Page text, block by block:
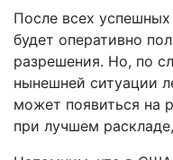
После всех
будет оперативно
разрешения. Но, по
нынешней ситуации
может появиться на
при лучшем